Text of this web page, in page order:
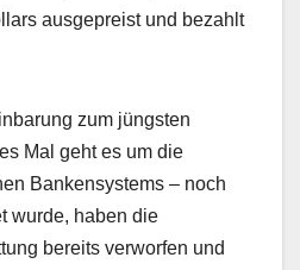
ausgepreist und bezahlt
zum jüngsten
Mal geht es um die
Bankensystems – noch
wurde, haben die
bereits verworfen und